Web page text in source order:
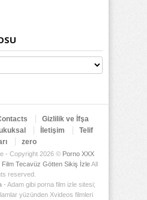
Gizlilik ve İfşa
İletişim
Telif
zero
- Copyright 2026 © Porno XXX
Tecavüz Götten Sikiş İzleAll
reserved.
- Adam gibi porna film izle sitesi;
yüzünden Xvideos filmleri